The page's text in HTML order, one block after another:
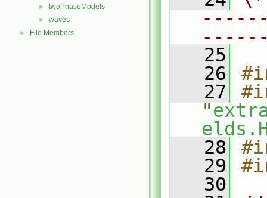
► twoPhaseModels
► waves
► File Members
   25
   26
   27
"
   28
   29
   30